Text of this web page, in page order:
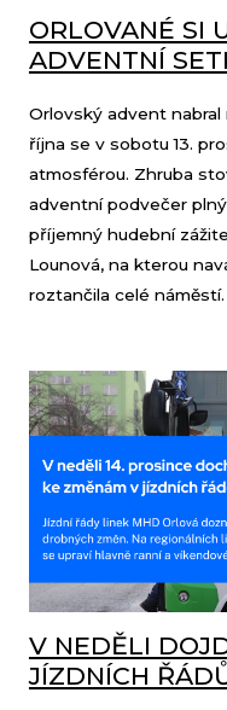
ORLOVANÉ SI
ADVENTNÍ
Orlovský advent nabral
října se v sobotu 13.
atmosférou. Zhruba
adventní podvečer
příjemný hudební
Lounová, na kterou
roztančila celé náměstí.
V NEDĚLI
JÍZDNÍCH